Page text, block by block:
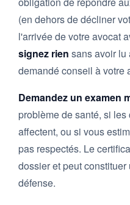
(en dehors de décliner
l'arrivée de votre avocat
signez rien sans avoir lu
demandé conseil à votre
Demandez un examen
problème de santé, si
affectent, ou si vous
pas respectés. Le
dossier et peut
défense.